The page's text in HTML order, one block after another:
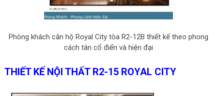
Phòng khách căn hộ Royal City tòa R2-12B thiết kế theo phong
cách tân cổ điển và hiện đại
THIẾT KẾ NỘI THẤT R2-15 ROYAL CITY